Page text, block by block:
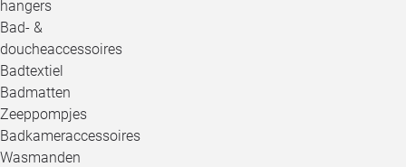
hangers
Bad- &
doucheaccessoires
Badtextiel
Badmatten
Zeeppompjes
Badkameraccessoires
Wasmanden